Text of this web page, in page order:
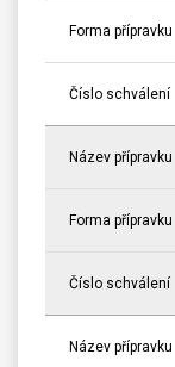
Forma přípravku
Číslo schválení
Název přípravku
Forma přípravku
Číslo schválení
Název přípravku